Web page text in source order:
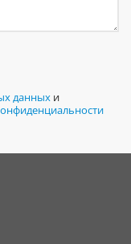
данных и